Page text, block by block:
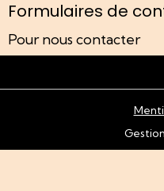
Formulaires de
Pour nous contacter